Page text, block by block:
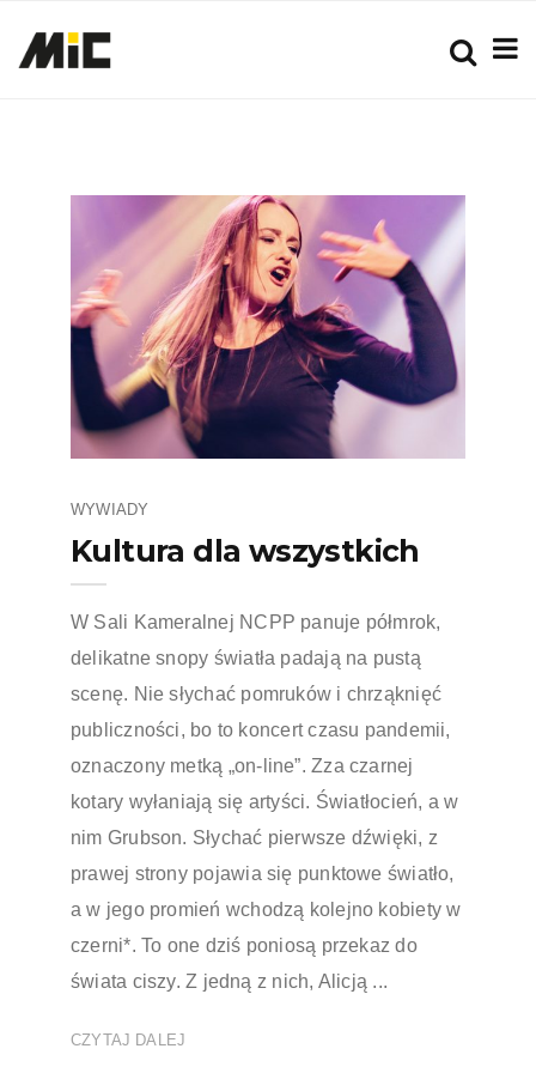
WYWIADY
Kultura dla wszystkich
W Sali Kameralnej NCPP panuje półmrok,
delikatne snopy światła padają na pustą
scenę. Nie słychać pomruków i chrząknięć
publiczności, bo to koncert czasu pandemii,
oznaczony metką „on-line”. Zza czarnej
kotary wyłaniają się artyści. Światłocień, a w
nim Grubson. Słychać pierwsze dźwięki, z
prawej strony pojawia się punktowe światło,
a w jego promień wchodzą kolejno kobiety w
czerni*. To one dziś poniosą przekaz do
świata ciszy. Z jedną z nich, Alicją ...
CZYTAJ DALEJ